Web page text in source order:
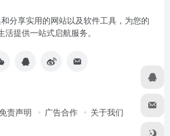
分享实用的网站以及软件工具，为您的
活提供一站式启航服务。
责声明 广告合作 关于我们